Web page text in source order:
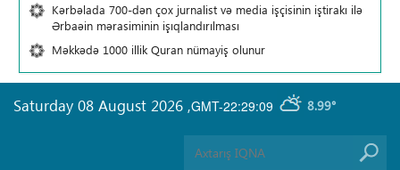
Kərbəlada 700-dən çox jurnalist və media işçisinin iştirakı ilə
Ərbaəin mərasiminin işıqlandırılması
Məkkədə 1000 illik Quran nümayiş olunur
GMT-22:29:09 8.99°
Saturday 08 August 2026 ,